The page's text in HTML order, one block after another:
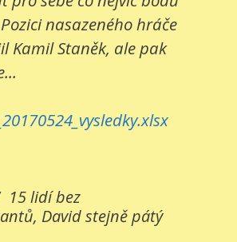
nasazeného hráče
Kamil Staněk, ale pak
15 lidí bez
David stejně pátý